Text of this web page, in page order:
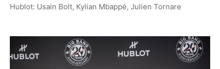
Hublot: Usain Bolt, Kylian Mbappé, Julien Tornare